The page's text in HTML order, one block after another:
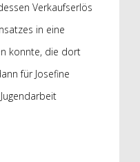
Verkaufserlös
in eine
konnte, die dort
für Josefine